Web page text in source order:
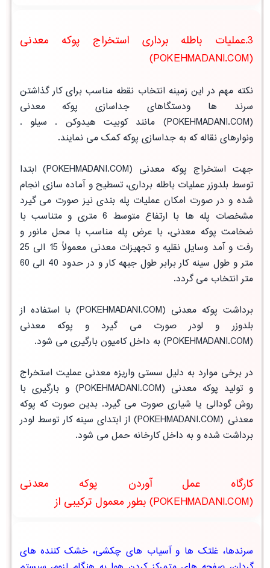
3.عملیات باطله برداری استخراج پوکه معدنی
(POKEHMADANI.COM)
نکته مهم در این زمینه انتخاب نقطه مناسب برای کار گذاشتن
سرند ها ودستگاهای جداسازی پوکه معدنی
(POKEHMADANI.COM) مانند کوبیت هیدوکن . سیلو .
ونوارهای نقاله که به جداسازی پوکه کمک می نمایند.
جهت استخراج پوکه معدنی (POKEHMADANI.COM) ابتدا
توسط بلدوزر عملیات باطله برداری، تسطیح و آماده سازی انجام
شده و در صورت امکان عملیات پله بندی نیز صورت می گیرد
مشخصات پله ها با ارتفاع متوسط 6 متری و متناسب با
ضخامت پوکه معدنی، با عرض پله مناسب با محل مانور و
رفت و آمد وسایل نقلیه و تجهیزات معدنی معمولاً 15 الی 25
متر و طول سینه کار برابر طول جبهه کار و در حدود 40 الی 60
متر انتخاب می گردد.
برداشت پوکه معدنی (POKEHMADANI.COM) با استفاده از
بلدوزر و لودر صورت می گیرد و پوکه معدنی
(POKEHMADANI.COM) به داخل کامیون بارگیری می شود.
در برخی موارد به دلیل سستی واریزه معدنی عملیت استخراج
و تولید پوکه معدنی (POKEHMADANI.COM) و بارگیری با
روش گودالی یا شیاری صورت می گیرد. بدین صورت که پوکه
معدنی (POKEHMADANI.COM) از ابتدای سینه کار توسط لودر
برداشت شده و به داخل کارخانه حمل می شود.
کارگاه عمل آوردن پوکه معدنی
(POKEHMADANI.COM) بطور معمول ترکیبی از
سرندها، غلتک ها و آسیاب های چکشی، خشک کننده های